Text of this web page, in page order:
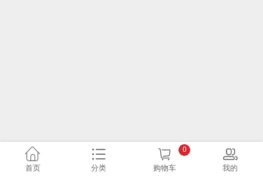
首页 分类 购物车
0
我的